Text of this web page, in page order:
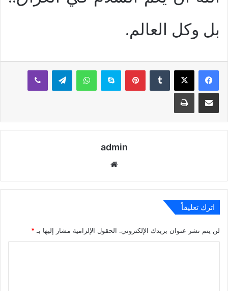
بل وكل العالم.
بينتيريستسكايب واتساب تيلقرام ڤايبر
مشاركة عبر البريد طباعة
admin
اترك تعليقاً
لن يتم نشر عنوان بريدك الإلكتروني. الحقول الإلزامية مشار إليها بـ *